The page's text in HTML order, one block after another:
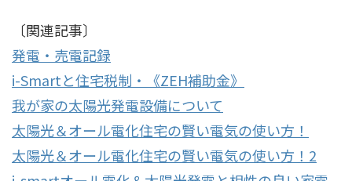
〔関連記事〕
発電・売電記録
i-Smartと住宅税制・《ZEH補助金》
我が家の太陽光発電設備について
太陽光＆オール電化住宅の賢い電気の使い方！
太陽光＆オール電化住宅の賢い電気の使い方！2